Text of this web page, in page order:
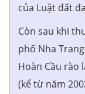
của Luật đất
Còn sau khi
phố Nha
Hoàn Cầu rào
(kể từ năm